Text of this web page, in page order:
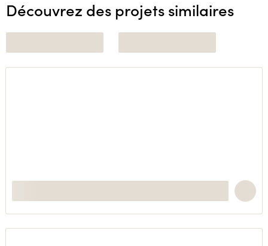
Découvrez des projets similaires